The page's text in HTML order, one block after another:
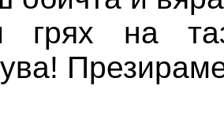
грях на